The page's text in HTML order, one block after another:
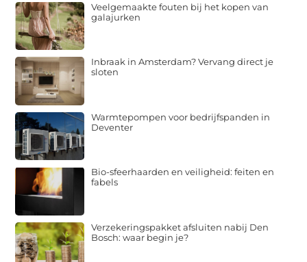
Veelgemaakte fouten bij het kopen van
galajurken
Inbraak in Amsterdam? Vervang direct je
sloten
Warmtepompen voor bedrijfspanden in
Deventer
Bio-sfeerhaarden en veiligheid: feiten en
fabels
Verzekeringspakket afsluiten nabij Den
Bosch: waar begin je?